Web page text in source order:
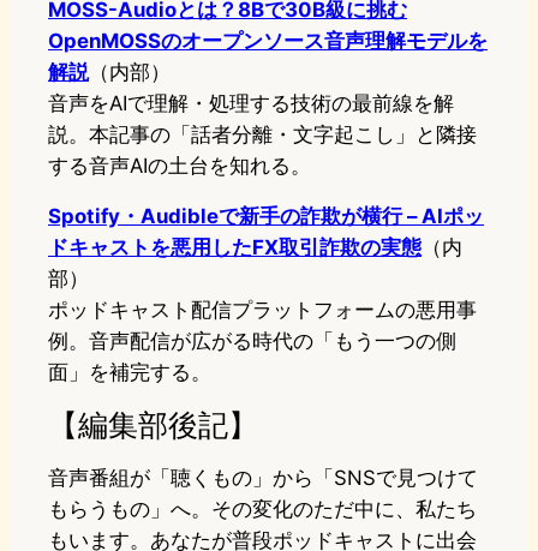
MOSS-Audioとは？8Bで30B級に挑む
OpenMOSSのオープンソース音声理解モデルを
解説（内部）
音声をAIで理解・処理する技術の最前線を解
説。本記事の「話者分離・文字起こし」と隣接
する音声AIの土台を知れる。
Spotify・Audibleで新手の詐欺が横行 – AIポッ
ドキャストを悪用したFX取引詐欺の実態 （内
部）
ポッドキャスト配信プラットフォームの悪用事
例。音声配信が広がる時代の「もう一つの側
面」を補完する。
【編集部後記】
音声番組が「聴くもの」から「SNSで見つけて
もらうもの」へ。その変化のただ中に、私たち
もいます。あなたが普段ポッドキャストに出会